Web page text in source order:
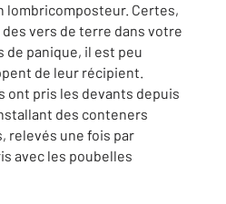
lombricomposteur. Certes,
vers de terre dans votre
de panique, il est peu
de leur récipient.
ont pris les devants depuis
des conteners
relevés une fois par
avec les poubelles